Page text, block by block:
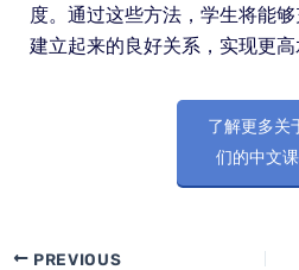
度。通过这些方法，学生将能
建立起来的良好关系，实现更高
了解更多关
们的中文
PREVIOUS